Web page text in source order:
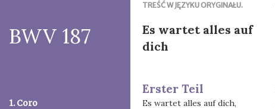
TREŚĆ W JĘZYKU ORYGINAŁU.
BWV 187
Es wartet alles auf
dich
Erster Teil
1. Coro
Es wartet alles auf dich,